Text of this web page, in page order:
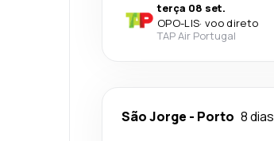
terça 08 set.
OPO-LIS· voo direto
TAP Air Portugal
São Jorge - Porto 8 dias